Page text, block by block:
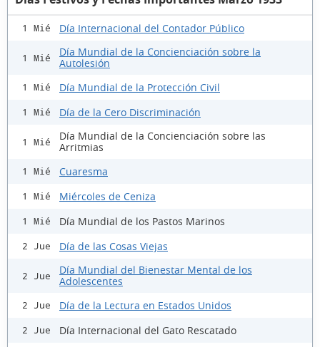
1 Mié Día Internacional del Contador Público
1 Mié
Día Mundial de la Concienciación sobre la
Autolesión
1 Mié Día Mundial de la Protección Civil
1 Mié Día de la Cero Discriminación
1 Mié
Día Mundial de la Concienciación sobre las
Arritmias
1 Mié Cuaresma
1 Mié Miércoles de Ceniza
1 Mié Día Mundial de los Pastos Marinos
2 Jue Día de las Cosas Viejas
2 Jue
Día Mundial del Bienestar Mental de los
Adolescentes
2 Jue Día de la Lectura en Estados Unidos
2 Jue Día Internacional del Gato Rescatado